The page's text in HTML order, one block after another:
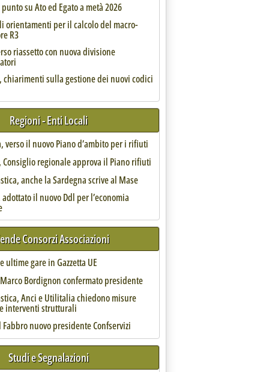
il 30 giugno'
degli impianti minimi
su Ato ed Egato a metà 2026
orientamenti per il calcolo del macro-
R3
riassetto con nuova divisione
chiarimenti sulla gestione dei nuovi codici
Regioni - Enti Locali
verso il nuovo Piano d’ambito per i rifiuti
Consiglio regionale approva il Piano rifiuti
anche la Sardegna scrive al Mase
il nuovo Ddl per l’economia
Consorzi Associazioni
ultime gare in Gazzetta UE
Bordignon confermato presidente
Anci e Utilitalia chiedono misure
interventi strutturali
Fabbro nuovo presidente Confservizi
Studi e Segnalazioni